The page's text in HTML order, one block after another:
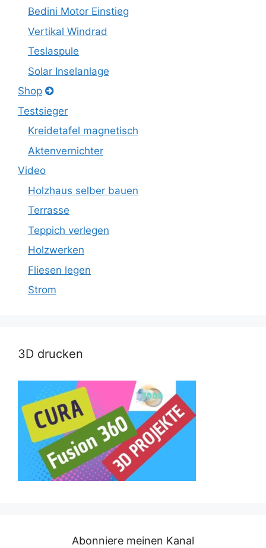
Bedini Motor Einstieg
Vertikal Windrad
Teslaspule
Solar Inselanlage
Shop
Testsieger
Kreidetafel magnetisch
Aktenvernichter
Video
Holzhaus selber bauen
Terrasse
Teppich verlegen
Holzwerken
Fliesen legen
Strom
3D drucken
Abonniere meinen Kanal